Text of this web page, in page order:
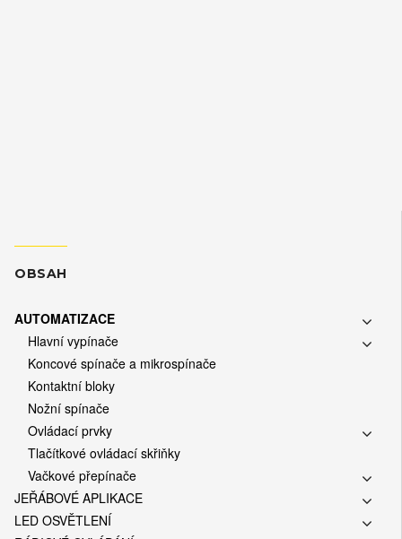
OBSAH
AUTOMATIZACE
Hlavní vypínače
Koncové spínače a mikrospínače
Kontaktní bloky
Nožní spínače
Ovládací prvky
Tlačítkové ovládací skřiňky
Vačkové přepínače
JEŘÁBOVÉ APLIKACE
LED OSVĚTLENÍ